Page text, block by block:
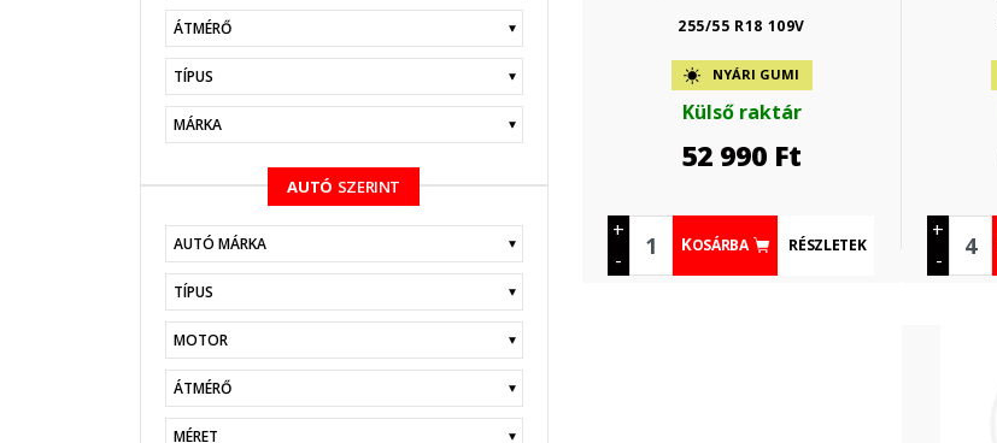
KERESÉS
AUTÓ SZERINT
255/55 R18 109V
NYÁRI GUMI
Külső raktár
52 990 Ft
+
-
KOSÁRBA RÉSZLETEK
+
-